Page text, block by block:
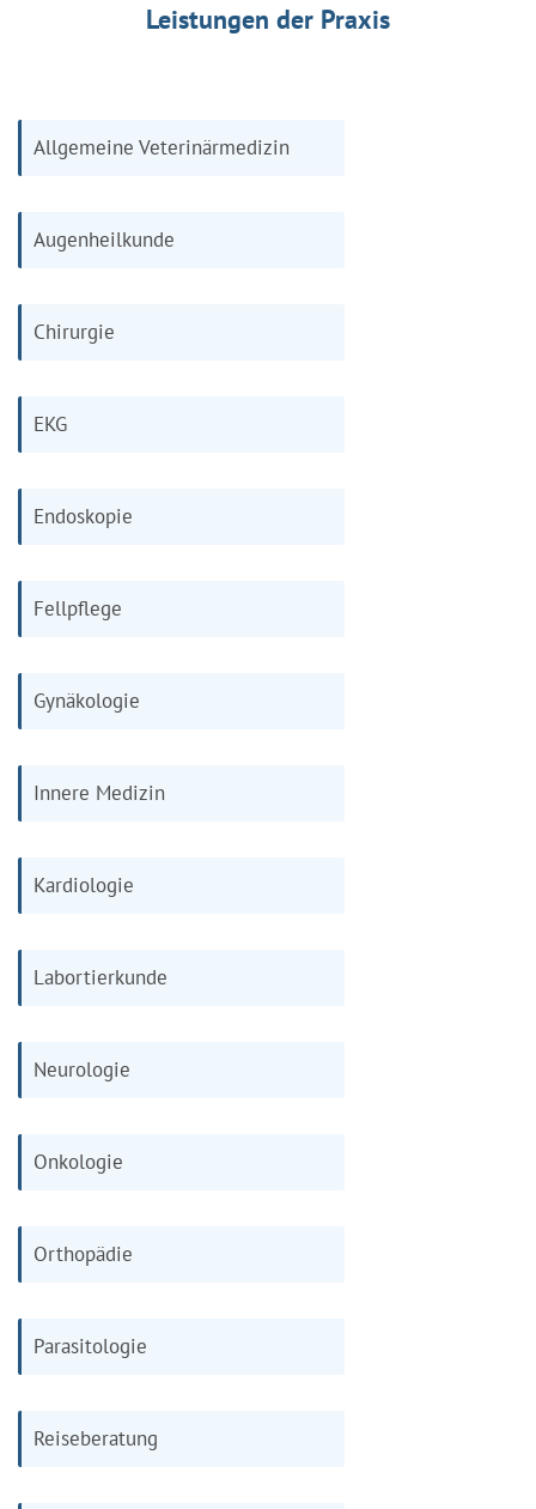
Leistungen der Praxis
Allgemeine Veterinärmedizin
Augenheilkunde
Chirurgie
EKG
Endoskopie
Fellpflege
Gynäkologie
Innere Medizin
Kardiologie
Labortierkunde
Neurologie
Onkologie
Orthopädie
Parasitologie
Reiseberatung